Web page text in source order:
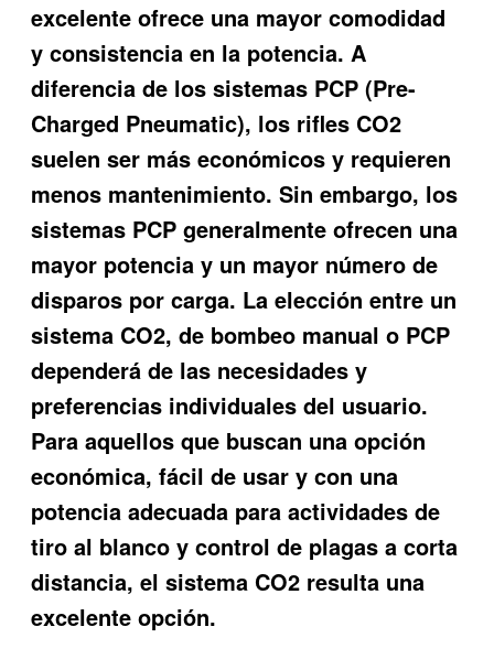
excelente ofrece una mayor comodidad
y consistencia en la potencia. A
diferencia de los sistemas PCP (Pre-
Charged Pneumatic), los rifles CO2
suelen ser más económicos y requieren
menos mantenimiento. Sin embargo, los
sistemas PCP generalmente ofrecen una
mayor potencia y un mayor número de
disparos por carga. La elección entre un
sistema CO2, de bombeo manual o PCP
dependerá de las necesidades y
preferencias individuales del usuario.
Para aquellos que buscan una opción
económica, fácil de usar y con una
potencia adecuada para actividades de
tiro al blanco y control de plagas a corta
distancia, el sistema CO2 resulta una
excelente opción.